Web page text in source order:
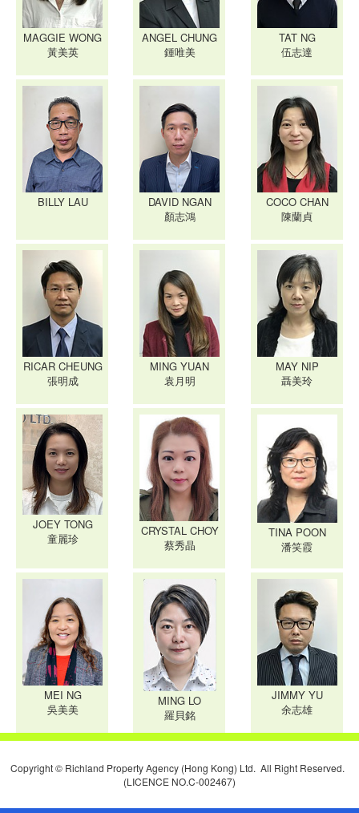
MAGGIE WONG
黃美英
ANGEL CHUNG
鍾唯美
TAT NG
伍志達
BILLY LAU
DAVID NGAN
顏志鴻
COCO CHAN
陳蘭貞
RICAR CHEUNG
張明成
MING YUAN
袁月明
MAY NIP
聶美玲
JOEY TONG
童麗珍
CRYSTAL CHOY
蔡秀晶
TINA POON
潘笑霞
MEI NG
吳美美
MING LO
羅貝銘
JIMMY YU
余志雄
Copyright © Richland Property Agency (Hong Kong) Ltd. All Right Reserved.
(LICENCE NO.C-002467)